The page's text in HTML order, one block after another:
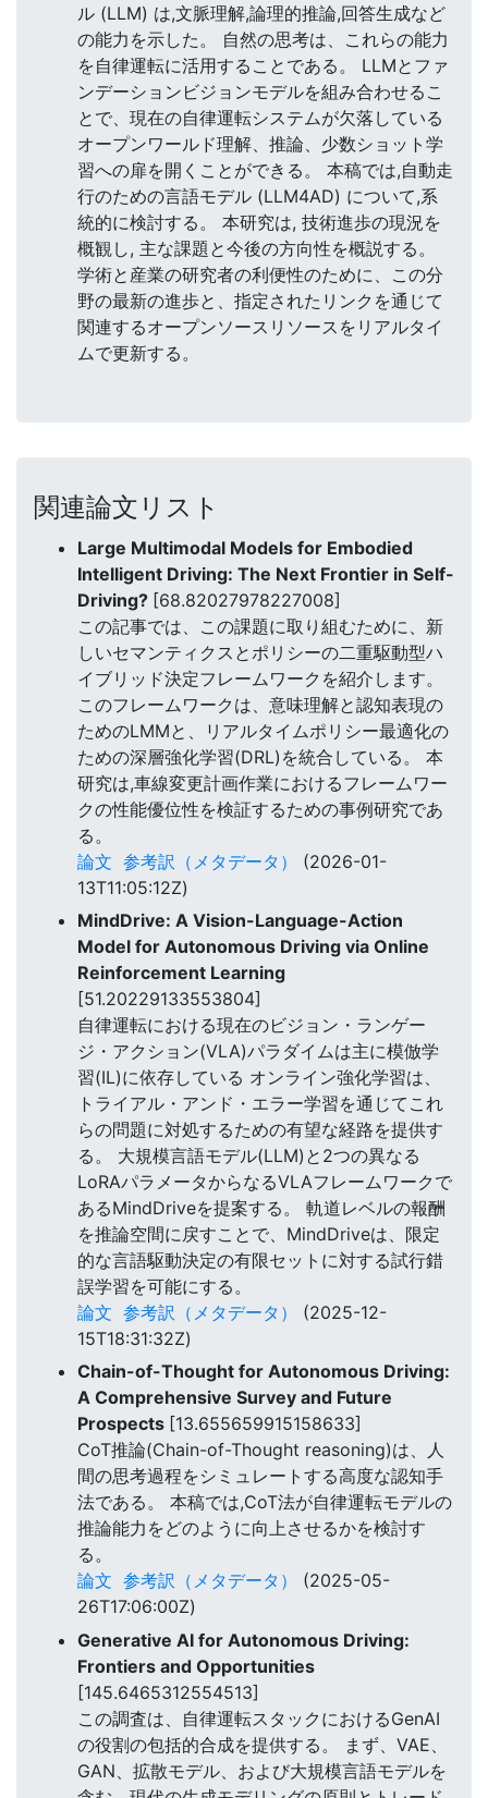
ル (LLM) は,文脈理解,論理的推論,回答生成など
の能力を示した。 自然の思考は、これらの能力
を自律運転に活用することである。 LLMとファ
ンデーションビジョンモデルを組み合わせるこ
とで、現在の自律運転システムが欠落している
オープンワールド理解、推論、少数ショット学
習への扉を開くことができる。 本稿では,自動走
行のための言語モデル (LLM4AD) について,系
統的に検討する。 本研究は, 技術進歩の現況を
概観し, 主な課題と今後の方向性を概説する。
学術と産業の研究者の利便性のために、この分
野の最新の進歩と、指定されたリンクを通じて
関連するオープンソースリソースをリアルタイ
ムで更新する。
関連論文リスト
Large Multimodal Models for Embodied
Intelligent Driving: The Next Frontier in Self-
Driving? [68.82027978227008]
この記事では、この課題に取り組むために、新
しいセマンティクスとポリシーの二重駆動型ハ
イブリッド決定フレームワークを紹介します。
このフレームワークは、意味理解と認知表現の
ためのLMMと、リアルタイムポリシー最適化の
ための深層強化学習(DRL)を統合している。 本
研究は,車線変更計画作業におけるフレームワー
クの性能優位性を検証するための事例研究であ
る。
論文 参考訳（メタデータ）
(2026-01-
13T11:05:12Z)
MindDrive: A Vision-Language-Action
Model for Autonomous Driving via Online
Reinforcement Learning
[51.20229133553804]
自律運転における現在のビジョン・ランゲー
ジ・アクション(VLA)パラダイムは主に模倣学
習(IL)に依存している オンライン強化学習は、
トライアル・アンド・エラー学習を通じてこれ
らの問題に対処するための有望な経路を提供す
る。 大規模言語モデル(LLM)と2つの異なる
LoRAパラメータからなるVLAフレームワークで
あるMindDriveを提案する。 軌道レベルの報酬
を推論空間に戻すことで、MindDriveは、限定
的な言語駆動決定の有限セットに対する試行錯
誤学習を可能にする。
論文 参考訳（メタデータ）
(2025-12-
15T18:31:32Z)
Chain-of-Thought for Autonomous Driving:
A Comprehensive Survey and Future
Prospects [13.655659915158633]
CoT推論(Chain-of-Thought reasoning)は、人
間の思考過程をシミュレートする高度な認知手
法である。 本稿では,CoT法が自律運転モデルの
推論能力をどのように向上させるかを検討す
る。
論文 参考訳（メタデータ）
(2025-05-
26T17:06:00Z)
Generative AI for Autonomous Driving:
Frontiers and Opportunities
[145.6465312554513]
この調査は、自律運転スタックにおけるGenAI
の役割の包括的合成を提供する。 まず、VAE、
GAN、拡散モデル、および大規模言語モデルを